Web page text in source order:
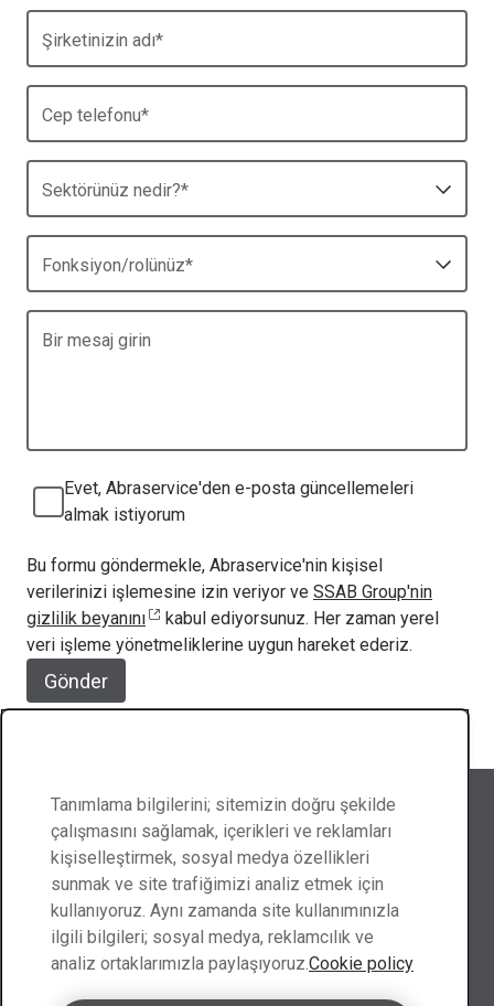
Şirketinizin adı*
Cep telefonu*
Sektörünüz nedir?*
Fonksiyon/rolünüz*
Bir mesaj girin
Evet, Abraservice'den e-posta güncellemeleri
almak istiyorum
Bu formu göndermekle, Abraservice'nin kişisel
verilerinizi işlemesine izin veriyor ve SSAB Group'nin
gizlilik beyanını
kabul ediyorsunuz. Her zaman yerel
veri işleme yönetmeliklerine uygun hareket ederiz.
Gönder
Abraservice'i takip edin
Bize ulaşın
Tanımlama bilgilerini; sitemizin doğru şekilde
çalışmasını sağlamak, içerikleri ve reklamları
kişiselleştirmek, sosyal medya özellikleri
sunmak ve site trafiğimizi analiz etmek için
kullanıyoruz. Aynı zamanda site kullanımınızla
ilgili bilgileri; sosyal medya, reklamcılık ve
analiz ortaklarımızla paylaşıyoruz.Cookie policy